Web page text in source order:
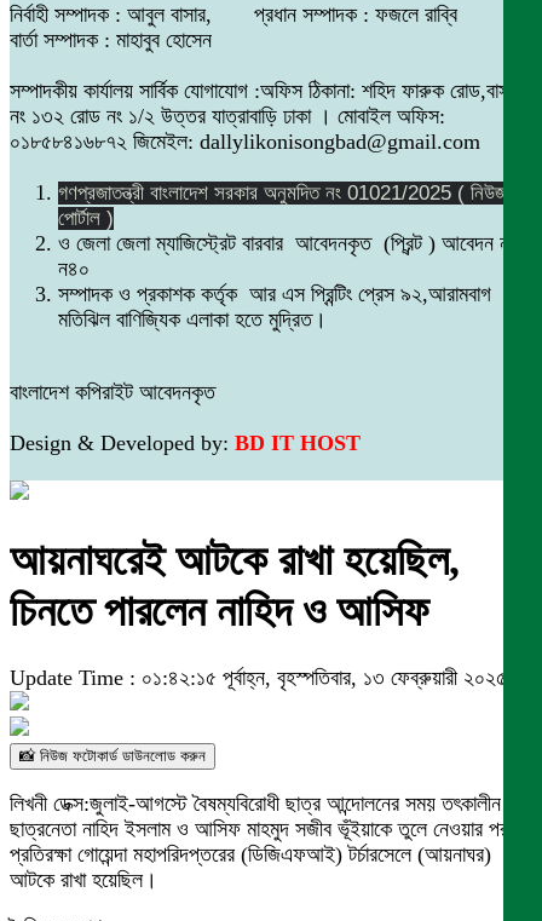
নির্বাহী সম্পাদক : আবুল বাসার, প্রধান সম্পাদক : ফজলে রাব্বি
বার্তা সম্পাদক : মাহাবুব হোসেন
সম্পাদকীয় কার্যালয় সার্বিক যোগাযোগ :অফিস ঠিকানা: শহিদ ফারুক রোড,বাসা
নং ১৩২ রোড নং ১/২ উত্তর যাত্রাবাড়ি ঢাকা । মোবাইল অফিস:
০১৮৫৮৪১৬৮৭২ জিমেইল: dallylikonisongbad@gmail.com
গণপ্রজাতন্ত্রী বাংলাদেশ সরকার অনুমদিত নং 01021/2025 ( নিউজ
পোর্টাল )
ও জেলা জেলা ম্যাজিস্ট্রেট বারবার আবেদনকৃত (প্রিন্ট ) আবেদন নং
ন৪০
সম্পাদক ও প্রকাশক কর্তৃক আর এস প্রিন্টিং প্রেস ৯২,আরামবাগ
মতিঝিল বাণিজ্যিক এলাকা হতে মুদ্রিত।
বাংলাদেশ কপিরাইট আবেদনকৃত
Design & Developed by: BD IT HOST
আয়নাঘরেই আটকে রাখা হয়েছিল,
চিনতে পারলেন নাহিদ ও আসিফ
Update Time : ০১:৪২:১৫ পূর্বাহ্ন, বৃহস্পতিবার, ১৩ ফেব্রুয়ারী ২০২৫
📸 নিউজ ফটোকার্ড ডাউনলোড করুন
লিখনী ডেক্স:জুলাই-আগস্টে বৈষম্যবিরোধী ছাত্র আন্দোলনের সময় তৎকালীন
ছাত্রনেতা নাহিদ ইসলাম ও আসিফ মাহমুদ সজীব ভূঁইয়াকে তুলে নেওয়ার পর
প্রতিরক্ষা গোয়েন্দা মহাপরিদপ্তরের (ডিজিএফআই) টর্চারসেলে (আয়নাঘর)
আটকে রাখা হয়েছিল।